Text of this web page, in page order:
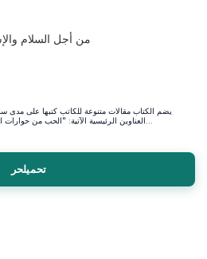
يضم الكتاب مقالات متنوعة للكاتب كتبها على
تحميلحر